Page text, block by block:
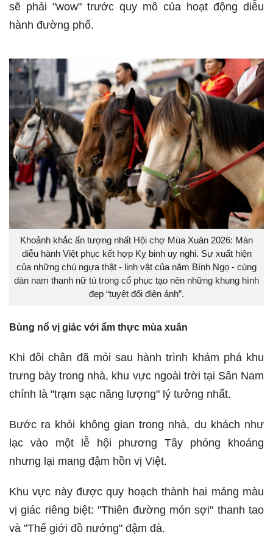
sẽ phải "wow" trước quy mô của hoạt động diễu
hành đường phố.
Khoảnh khắc ấn tượng nhất Hội chợ Mùa Xuân 2026: Màn
diễu hành Việt phục kết hợp Kỵ binh uy nghi. Sự xuất hiện
của những chú ngựa thật - linh vật của năm Bính Ngọ - cùng
dàn nam thanh nữ tú trong cổ phục tạo nên những khung hình
đẹp “tuyệt đối điện ảnh”.
Bùng nổ vị giác với ẩm thực mùa xuân
Khi đôi chân đã mỏi sau hành trình khám phá khu
trưng bày trong nhà, khu vực ngoài trời tại Sân Nam
chính là "trạm sạc năng lượng" lý tưởng nhất.
Bước ra khỏi không gian trong nhà, du khách như
lạc vào một lễ hội phương Tây phóng khoáng
nhưng lại mang đậm hồn vị Việt.
Khu vực này được quy hoạch thành hai mảng màu
vị giác riêng biệt: "Thiên đường món sợi" thanh tao
và "Thế giới đồ nướng" đậm đà.